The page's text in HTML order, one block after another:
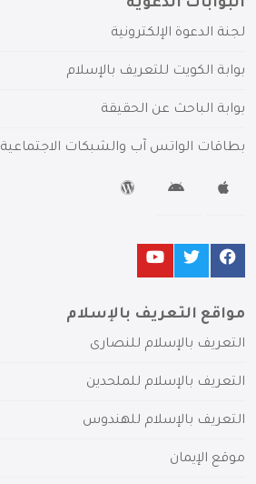
لجنة الدعوة الإلكترونية
بوابة الكويت للتعريف بالإسلام
بوابة الباحث عن الحقيقة
بطاقات الواتس آب والشبكات الاجتماعية
مواقع التعريف بالإسلام
التعريف بالإسلام للنصارى
التعريف بالإسلام للملحدين
التعريف بالإسلام للهندوس
موقع الإيمان